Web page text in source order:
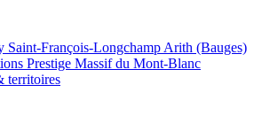
Saint-François-Longchamp Arith (Bauges)
Prestige Massif du Mont-Blanc
territoires